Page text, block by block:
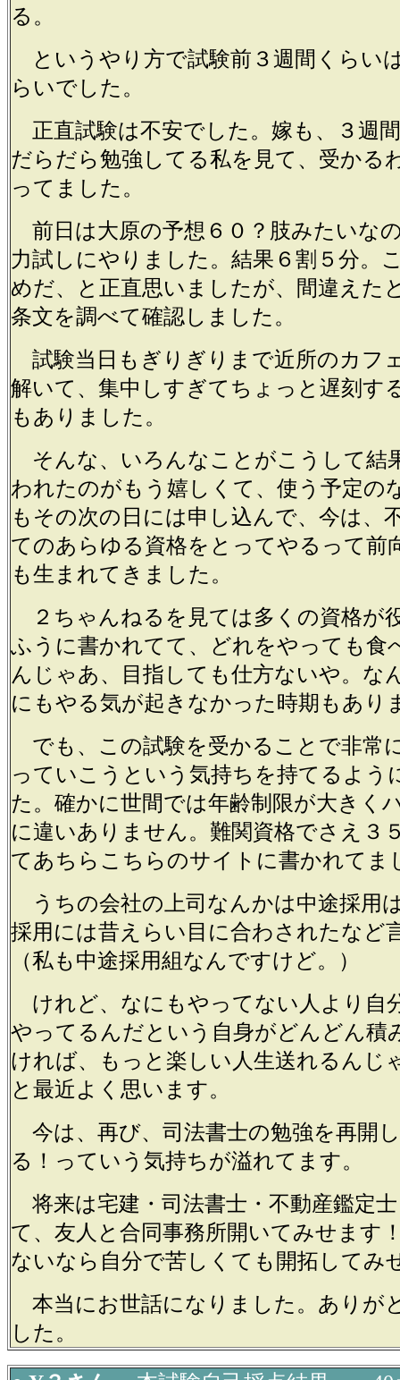
る。
というやり方で試験前３週間くらい
らいでした。
正直試験は不安でした。嫁も、３週
だらだら勉強してる私を見て、受かる
ってました。
前日は大原の予想６０？肢みたいな
力試しにやりました。結果６割５分。
めだ、と正直思いましたが、間違えた
条文を調べて確認しました。
試験当日もぎりぎりまで近所のカフ
解いて、集中しすぎてちょっと遅刻す
もありました。
そんな、いろんなことがこうして結
われたのがもう嬉しくて、使う予定の
もその次の日には申し込んで、今は、
てのあらゆる資格をとってやるって前
も生まれてきました。
２ちゃんねるを見ては多くの資格が
ふうに書かれてて、どれをやっても食
んじゃあ、目指しても仕方ないや。な
にもやる気が起きなかった時期もあり
でも、この試験を受かることで非常
っていこうという気持ちを持てるよう
た。確かに世間では年齢制限が大きく
に違いありません。難関資格でさえ３
てあちらこちらのサイトに書かれてま
うちの会社の上司なんかは中途採用
採用には昔えらい目に合わされたなど
（私も中途採用組なんですけど。）
けれど、なにもやってない人より自
やってるんだという自身がどんどん積
ければ、もっと楽しい人生送れるんじ
と最近よく思います。
今は、再び、司法書士の勉強を再開
る！っていう気持ちが溢れてます。
将来は宅建・司法書士・不動産鑑定
て、友人と合同事務所開いてみせます
ないなら自分で苦しくても開拓してみ
本当にお世話になりました。ありが
した。